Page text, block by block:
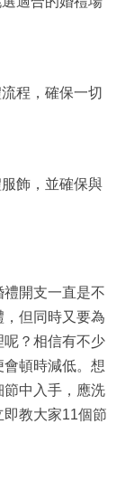
程，確保一切
飾，並確保與
禮開支一直是不
但同時又要為
？相信有不少
頓時減低。想
中入手，應洗
教大家11個節